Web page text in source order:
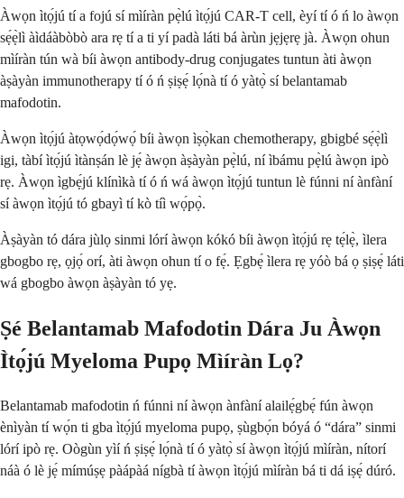
Àwọn ìtọ́jú tí a fojú sí mìíràn pẹ̀lú ìtọ́jú CAR-T cell, èyí tí ó ń lo àwọn
sẹ́ẹ̀lì àìdáàbòbò ara rẹ tí a ti yí padà láti bá àrùn jẹjẹrẹ jà. Àwọn ohun
mìíràn tún wà bíi àwọn antibody-drug conjugates tuntun àti àwọn
àṣàyàn immunotherapy tí ó ń ṣiṣẹ́ lọ́nà tí ó yàtọ̀ sí belantamab
mafodotin.
Àwọn ìtọ́jú àtọwọ́dọ́wọ́ bíi àwọn ìṣọ̀kan chemotherapy, gbigbé sẹ́ẹ̀lì
igi, tàbí ìtọ́jú ìtànṣán lè jẹ́ àwọn àṣàyàn pẹ̀lú, ní ìbámu pẹ̀lú àwọn ipò
rẹ. Àwọn ìgbẹ́jú klínìkà tí ó ń wá àwọn ìtọ́jú tuntun lè fúnni ní ànfàní
sí àwọn ìtọ́jú tó gbayì tí kò tíì wọ́pọ̀.
Àṣàyàn tó dára jùlọ sinmi lórí àwọn kókó bíi àwọn ìtọ́jú rẹ tẹ́lẹ̀, ìlera
gbogbo rẹ, ọjọ́ orí, àti àwọn ohun tí o fẹ́. Ẹgbẹ́ ìlera rẹ yóò bá ọ ṣiṣẹ́ láti
wá gbogbo àwọn àṣàyàn tó yẹ.
Ṣé Belantamab Mafodotin Dára Ju Àwọn
Ìtọ́jú Myeloma Pupọ Mìíràn Lọ?
Belantamab mafodotin ń fúnni ní àwọn ànfàní alailẹ́gbẹ́ fún àwọn
ènìyàn tí wọ́n ti gba ìtọ́jú myeloma pupọ, ṣùgbọ́n bóyá ó “dára” sinmi
lórí ipò rẹ. Oògùn yìí ń ṣiṣẹ́ lọ́nà tí ó yàtọ̀ sí àwọn ìtọ́jú mìíràn, nítorí
náà ó lè jẹ́ mímúṣẹ pàápàá nígbà tí àwọn ìtọ́jú mìíràn bá ti dá iṣẹ́ dúró.